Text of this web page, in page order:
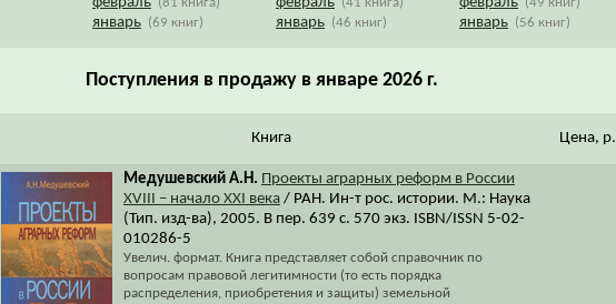
январь (69 книг) январь (46 книг) январь (56 книг)
Поступления в продажу в январе 2026 г.
Книга Цена, р.
Медушевский А.Н. Проекты аграрных реформ в России
XVIII – начало XXI века / РАН. Ин-т рос. истории. М.: Наука
(Тип. изд-ва), 2005. В пер. 639 с. 570 экз. ISBN/ISSN 5-02-
010286-5
Увелич. формат. Книга представляет собой справочник по
вопросам правовой легитимности (то есть порядка
распределения, приобретения и защиты) земельной